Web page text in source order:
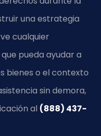
una estrategia
cualquier
pueda ayudar a
bienes o el contexto
sin demora,
al (888) 437-